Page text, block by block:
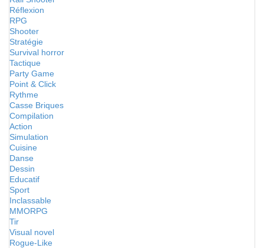
Réflexion
RPG
Shooter
Stratégie
Survival horror
Tactique
Party Game
Point & Click
Rythme
Casse Briques
Compilation
Action
Simulation
Cuisine
Danse
Dessin
Educatif
Sport
Inclassable
MMORPG
Tir
Visual novel
Rogue-Like